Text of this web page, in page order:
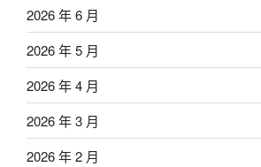
2026 年 6 月
2026 年 5 月
2026 年 4 月
2026 年 3 月
2026 年 2 月